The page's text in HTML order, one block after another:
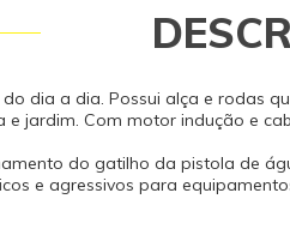
dia a dia. Possui alça e
e jardim. Com motor indução e
do gatilho da pistola de
e agressivos para